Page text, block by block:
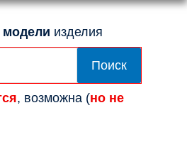
модели изделия
Поиск
, возможна (но не